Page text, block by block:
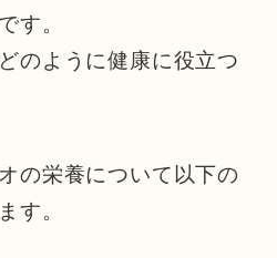
す。
のように健康に役立つ
の栄養について以下の
す。